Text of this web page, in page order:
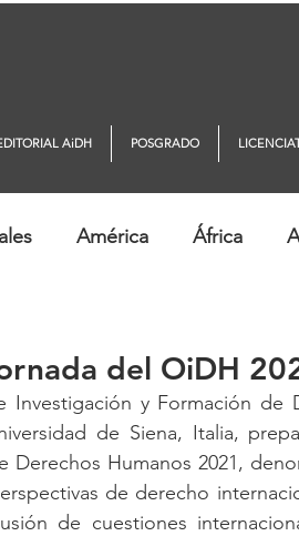
América África
del OiDH
y Formación de
de Siena, Italia,
Humanos 2021,
de derecho
de cuestiones
AiDH POSGRADO